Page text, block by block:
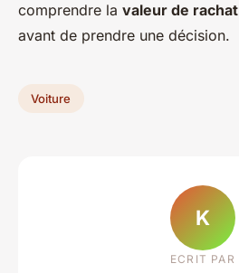
comprendre la valeur de rachat
avant de prendre une décision.
Voiture
K
ECRIT PAR